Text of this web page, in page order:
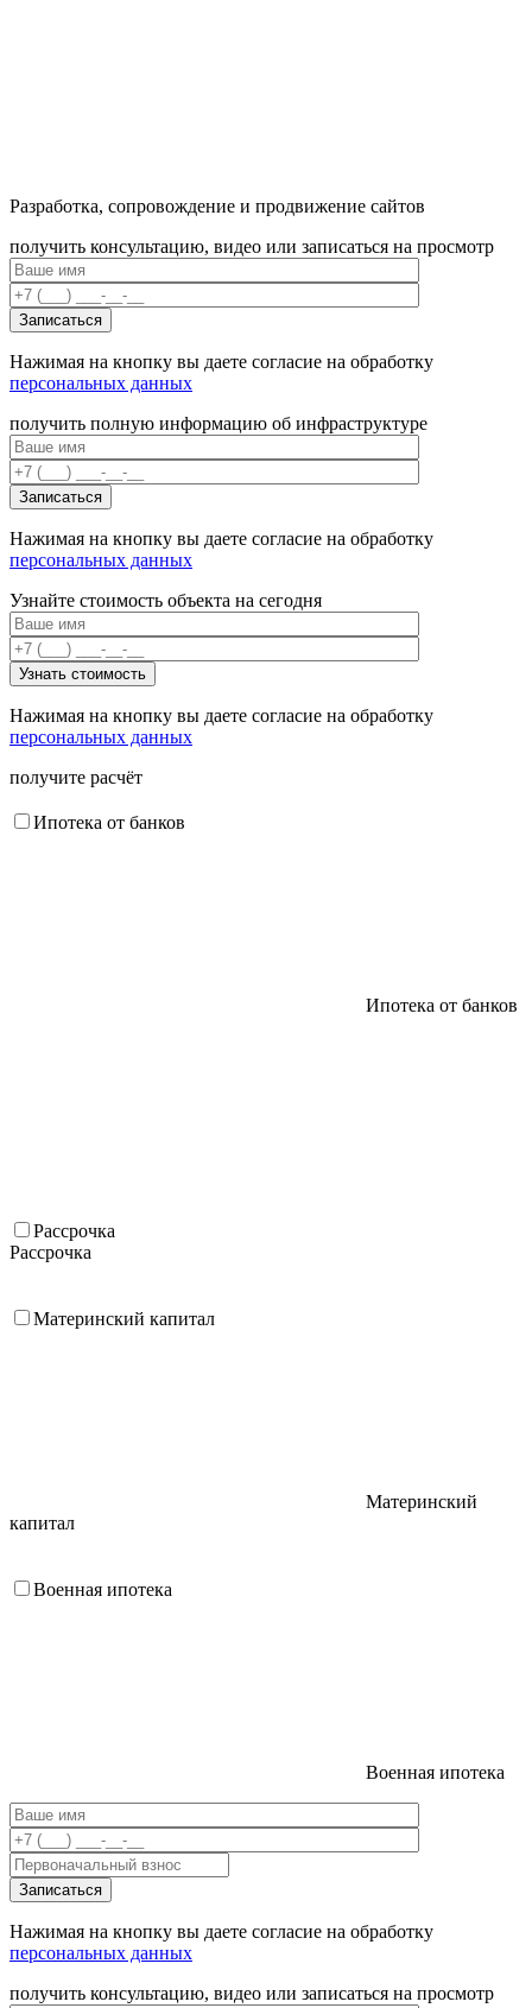
Разработка, сопровождение и продвижение сайтов
получить консультацию, видео или записаться на просмотр
Нажимая на кнопку вы даете согласие на обработку
персональных данных
получить полную информацию об инфраструктуре
Нажимая на кнопку вы даете согласие на обработку
персональных данных
Узнайте стоимость объекта на сегодня
Нажимая на кнопку вы даете согласие на обработку
персональных данных
получите расчёт
Ипотека от банков
Ипотека от банков
Рассрочка
Рассрочка
Материнский капитал
Материнский
капитал
Военная ипотека
Военная ипотека
Нажимая на кнопку вы даете согласие на обработку
персональных данных
получить консультацию, видео или записаться на просмотр